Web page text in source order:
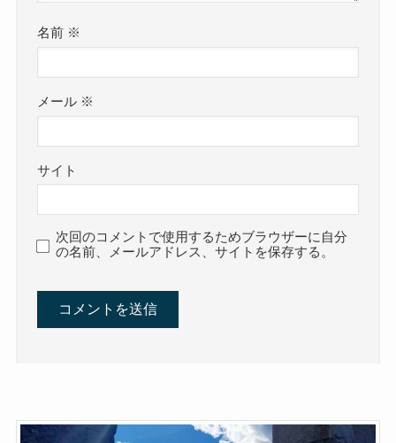
名前 ※
メール ※
サイト
次回のコメントで使用するためブラウザーに自分
の名前、メールアドレス、サイトを保存する。